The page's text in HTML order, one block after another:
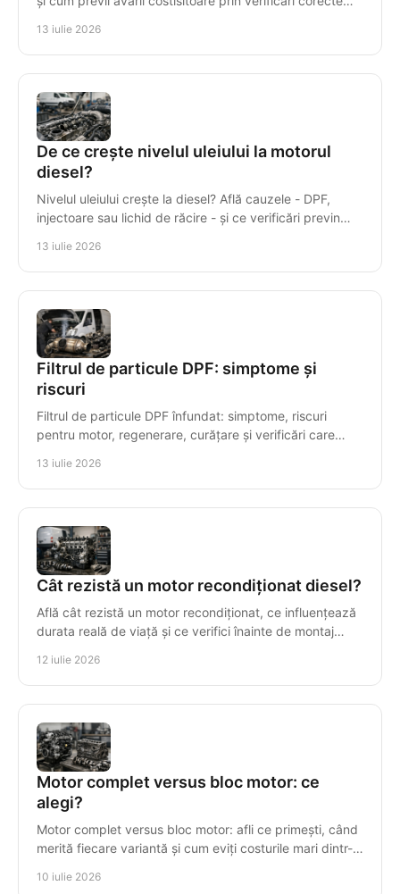
13 iulie 2026
De ce crește nivelul uleiului la motorul
diesel?
Nivelul uleiului crește la diesel? Află cauzele - DPF,
injectoare sau lichid de răcire - și ce verificări previn
13 iulie 2026
Filtrul de particule DPF: simptome și
riscuri
Filtrul de particule DPF înfundat: simptome, riscuri
pentru motor, regenerare, curățare și verificări care
13 iulie 2026
Cât rezistă un motor recondiționat diesel?
Află cât rezistă un motor recondiționat, ce influențează
durata reală de viață și ce verifici înainte de montaj
12 iulie 2026
Motor complet versus bloc motor: ce
alegi?
Motor complet versus bloc motor: afli ce primești, când
merită fiecare variantă și cum eviți costurile mari dintr-o
10 iulie 2026